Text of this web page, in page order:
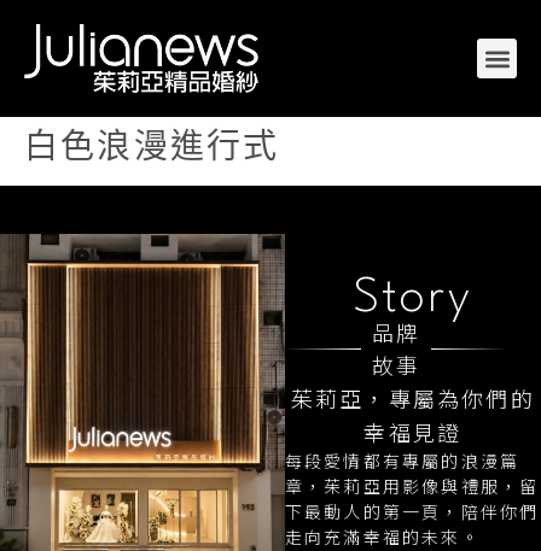
白色浪漫進行式
Story
品牌
故事
茱莉亞，專屬為你們的
幸福見證
每段愛情都有專屬的浪漫篇
章，茱莉亞用影像與禮服，留
下最動人的第一頁，陪伴你們
走向充滿幸福的未來。